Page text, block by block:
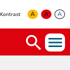
Kontrast A A A